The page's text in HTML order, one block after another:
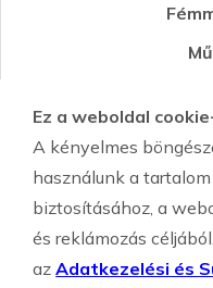
Ez a weboldal
A kényelmes
használunk a
biztosításához, a
és reklámozás
azAdatkezelési és